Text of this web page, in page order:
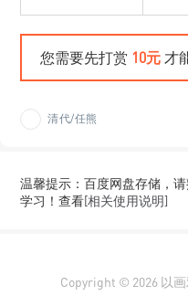
您需要先打赏 10元 才
清代/任熊
温馨提示：百度网盘存储，
学习！查看[相关使用说明]
Copyright © 2026 以